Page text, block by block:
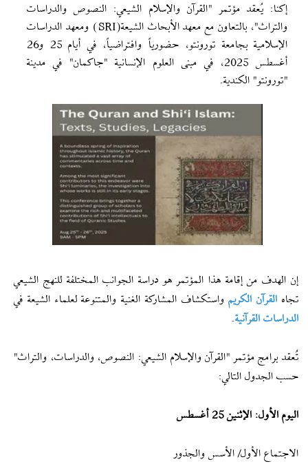
إکنا: يُعقد مؤتمر "القرآن والإسلام الشيعي: النصوص والدراسات
والتراث"، بالتعاون مع معهد الأبحاث الشيعة(SRI) ومعهد الدراسات
الإسلامية بجامعة تورونتو، حضورياً وافتراضياً، في أيام 25 و26
أغسطس 2025، في مبنى العلوم الإنسانية "جاكمان" في مدينة
"تورونتو" الكندية.
إن الهدف من إقامة هذا المؤتمر هو دراسة الجوانب المختلفة للنهج الشيعي
تجاهالقرآن الكريمواستكشاف المشاركة الغنية والمتنوعة لعلماء الشيعة في
الدراسات القرآنية.
تُعقد برامج مؤتمر "القرآن والإسلام الشيعي: النصوص، والدراسات، والتراث"
حسب الجدول التالي:
اليوم الأول: الإثنين 25 أغسطس
الاجتماع الأول/ الأسس والجذور